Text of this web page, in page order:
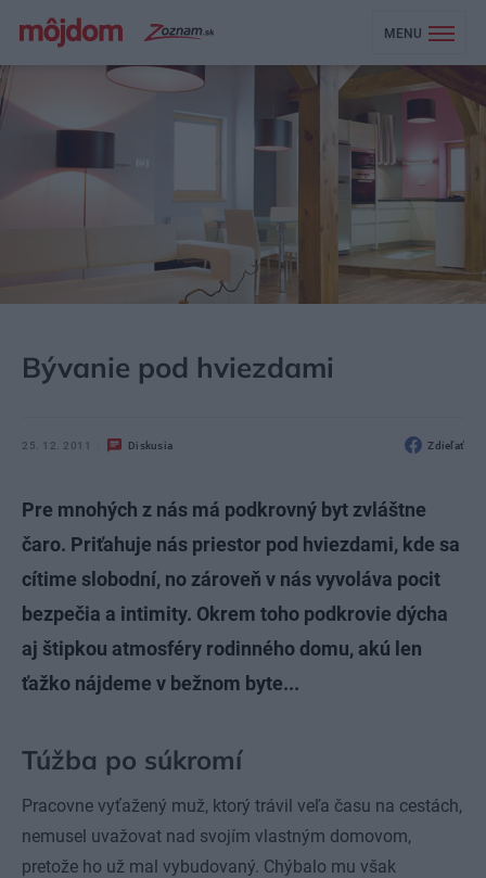
MENU
Bývanie pod hviezdami
25. 12. 2011 Diskusia Zdieľať
Pre mnohých z nás má podkrovný byt zvláštne
čaro. Priťahuje nás priestor pod hviezdami, kde sa
cítime slobodní, no zároveň v nás vyvoláva pocit
bezpečia a intimity. Okrem toho podkrovie dýcha
aj štipkou atmosféry rodinného domu, akú len
ťažko nájdeme v bežnom byte...
Túžba po súkromí
Pracovne vyťažený muž, ktorý trávil veľa času na cestách,
nemusel uvažovat nad svojím vlastným domovom,
pretože ho už mal vybudovaný. Chýbalo mu však